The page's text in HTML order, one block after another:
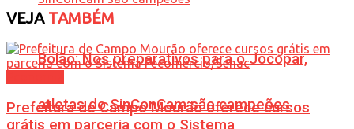
Bolão: Nos preparativos para o Jocopar,
atletas do SinConCam são campeões
VEJATAMBÉM
Prefeitura de Campo Mourão oferece cursos
grátis em parceria com o Sistema